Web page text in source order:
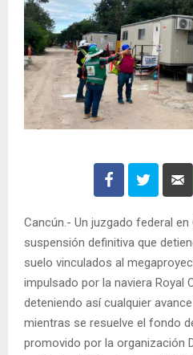
Cancún.- Un juzgado federal
suspensión definitiva que
suelo vinculados al
impulsado por la naviera Royal
deteniendo así cualquier
mientras se resuelve el fondo
promovido por la organización